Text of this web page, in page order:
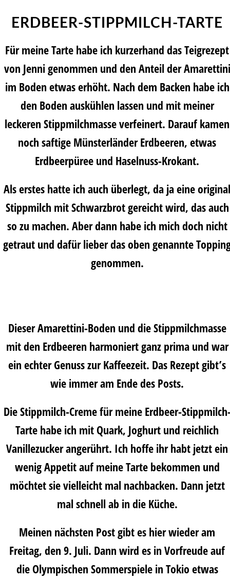
ERDBEER-STIPPMILCH-TARTE
Für meine Tarte habe ich kurzerhand das Teigrezept
von Jenni genommen und den Anteil der Amarettini
im Boden etwas erhöht. Nach dem Backen habe ich
den Boden auskühlen lassen und mit meiner
leckeren Stippmilchmasse verfeinert. Darauf kamen
noch saftige Münsterländer Erdbeeren, etwas
Erdbeerpüree und Haselnuss-Krokant.
Als erstes hatte ich auch überlegt, da ja eine original
Stippmilch mit Schwarzbrot gereicht wird, das auch
so zu machen. Aber dann habe ich mich doch nicht
getraut und dafür lieber das oben genannte
genommen.
Dieser Amarettini-Boden und die Stippmilchmasse
mit den Erdbeeren harmoniert ganz prima und war
ein echter Genuss zur Kaffeezeit. Das Rezept gibt’s
wie immer am Ende des Posts.
Die Stippmilch-Creme für meine Erdbeer-
Tarte habe ich mit Quark, Joghurt und reichlich
Vanillezucker angerührt. Ich hoffe ihr habt jetzt ein
wenig Appetit auf meine Tarte bekommen und
möchtet sie vielleicht mal nachbacken. Dann jetzt
mal schnell ab in die Küche.
Meinen nächsten Post gibt es hier wieder am
Freitag, den 9. Juli. Dann wird es in Vorfreude auf
die Olympischen Sommerspiele in Tokio etwas